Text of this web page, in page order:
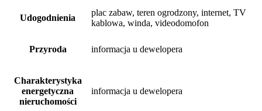
Udogodnienia
plac zabaw, teren ogrodzony, internet, TV
kablowa, winda, videodomofon
Przyroda informacja u dewelopera
Charakterystyka
energetyczna
nieruchomości
informacja u dewelopera